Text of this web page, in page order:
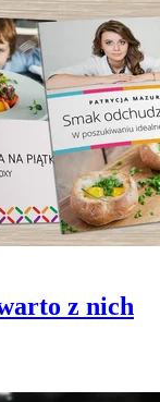
z nich